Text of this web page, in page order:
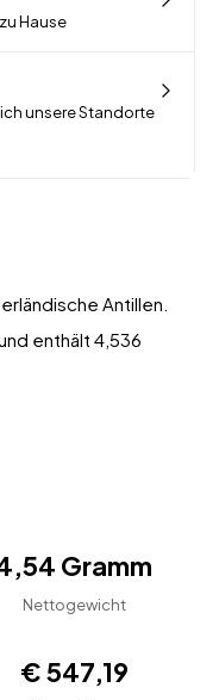
Hause
unsere Standorte
Antillen.
enthält 4,536
Gramm
Nettogewicht
€ 547,19